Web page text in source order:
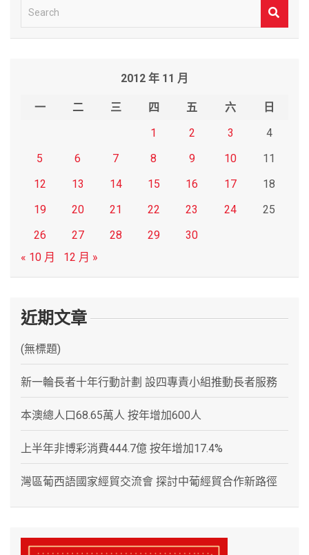
e
2012 年 11 月
一 二 三 四 五 六
日
1
2 3
4
5
6 7 8 9 10
11
12
13 14 15 16 17
18
19
20 21 22 23 24
25
26
27 28 29
30
« 10 月
12 月 »
近期文章
(無標題)
新一輪長者十年行動計劃 設四專責小組推動長者服務
本澳總人口68.65萬人 按年增加600人
上半年非博彩消費444.7億 按年增加17.4%
灣區葡西語國家經貿交流會 探討中葡經貿合作新路徑